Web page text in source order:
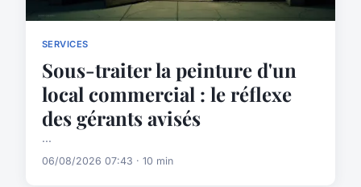
SERVICES
Sous-traiter la peinture d'un
local commercial : le réflexe
des gérants avisés
...
06/08/2026 07:43 · 10 min